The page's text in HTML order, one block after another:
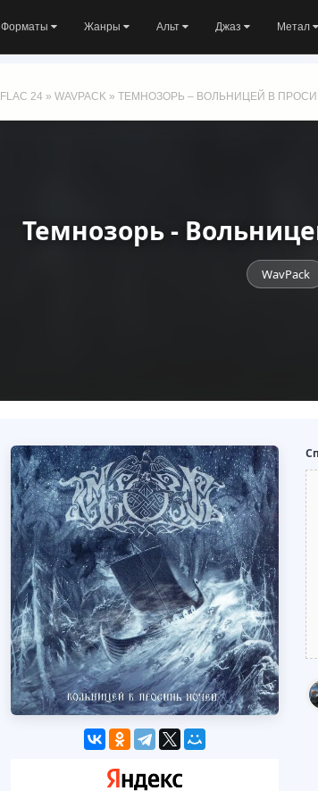
Форматы Жанры Альт Джаз Метал
FLAC 24 » WAVPACK » ТЕМНОЗОРЬ – ВОЛЬНИЦЕЙ В
Темнозорь -
WavPack